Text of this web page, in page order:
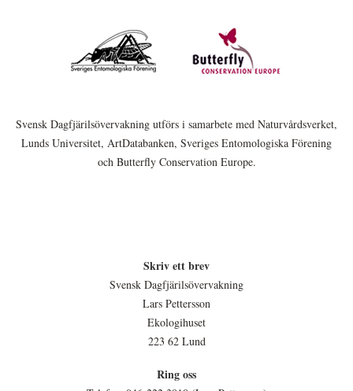
Svensk Dagfjärilsövervakning utförs i samarbete med Naturvårdsverket,
Lunds Universitet, ArtDatabanken, Sveriges Entomologiska Förening
och Butterfly Conservation Europe.
Skriv ett brev
Svensk Dagfjärilsövervakning
Lars Pettersson
Ekologihuset
223 62 Lund
Ring oss